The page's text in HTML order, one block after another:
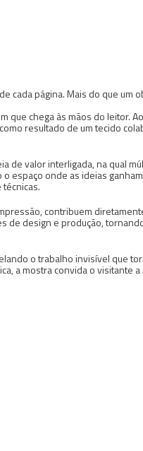
cada página. Mais do que um
que chega às mãos do leitor.
resultado de um tecido
de valor interligada, na qual
espaço onde as ideias
contribuem
de design e produção,
o trabalho invisível que
a mostra convida o visitante